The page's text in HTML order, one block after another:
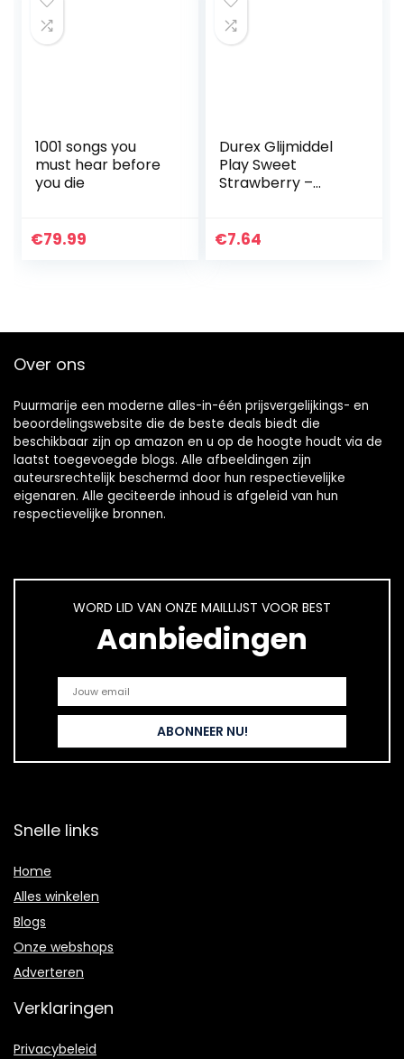
1001 songs you
must hear before
you die
€79.99
Durex Glijmiddel
Play Sweet
Strawberry –
€7.64
Over ons
Puurmarije een moderne alles-in-één prijsvergelijkings- en
beoordelingswebsite die de beste deals biedt die
beschikbaar zijn op amazon en u op de hoogte houdt via de
laatst toegevoegde blogs. Alle afbeeldingen zijn
auteursrechtelijk beschermd door hun respectievelijke
eigenaren. Alle geciteerde inhoud is afgeleid van hun
respectievelijke bronnen.
WORD LID VAN ONZE MAILLIJST VOOR BEST
Aanbiedingen
Snelle links
Home
Alles winkelen
Blogs
Onze webshops
Adverteren
Verklaringen
Privacybeleid